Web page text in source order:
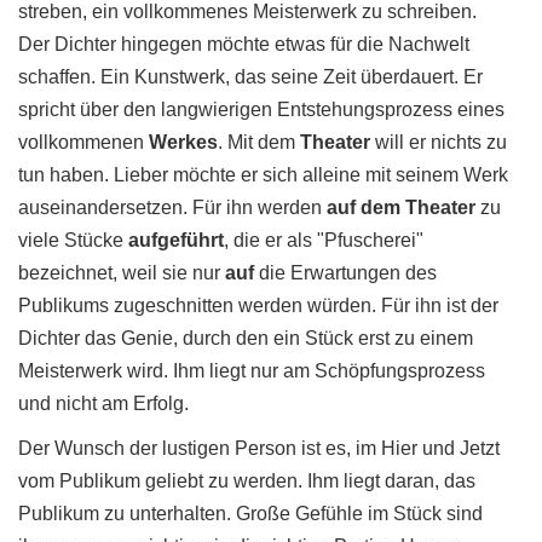
streben, ein vollkommenes Meisterwerk zu schreiben.
Der Dichter hingegen möchte etwas für die Nachwelt
schaffen. Ein Kunstwerk, das seine Zeit überdauert. Er
spricht über den langwierigen Entstehungsprozess eines
vollkommenen Werkes. Mit dem Theater will er nichts zu
tun haben. Lieber möchte er sich alleine mit seinem Werk
auseinandersetzen. Für ihn werden auf dem Theater zu
viele Stücke aufgeführt, die er als "Pfuscherei"
bezeichnet, weil sie nur aufdie Erwartungen des
Publikums zugeschnitten werden würden. Für ihn ist der
Dichter das Genie, durch den ein Stück erst zu einem
Meisterwerk wird. Ihm liegt nur am Schöpfungsprozess
und nicht am Erfolg.
Der Wunsch der lustigen Person ist es, im Hier und Jetzt
vom Publikum geliebt zu werden. Ihm liegt daran, das
Publikum zu unterhalten. Große Gefühle im Stück sind